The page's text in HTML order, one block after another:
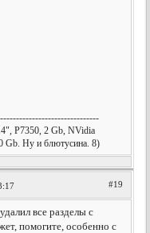
P7350, 2 Gb, NVidia
Gb. Ну и блютусина. 8)
#19
все разделы с
помогите, особенно с